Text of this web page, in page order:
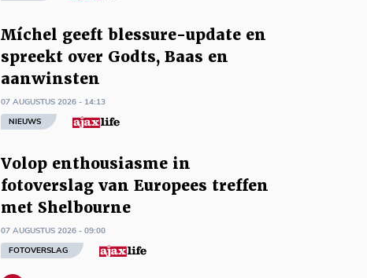
Míchel geeft blessure-update en
spreekt over Godts, Baas en
aanwinsten
07 AUGUSTUS 2026 - 14:13
NIEUWS
Volop enthousiasme in
fotoverslag van Europees treffen
met Shelbourne
07 AUGUSTUS 2026 - 09:00
FOTOVERSLAG